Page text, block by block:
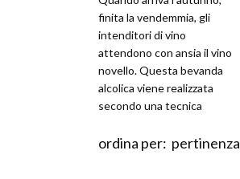
finita la vendemmia, gli
intenditori di vino
attendono con ansia il vino
novello. Questa bevanda
alcolica viene realizzata
secondo una tecnica
risp
ordina per: pertinenza